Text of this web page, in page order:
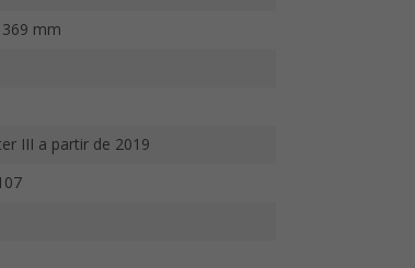
mm
III a partir de 2019